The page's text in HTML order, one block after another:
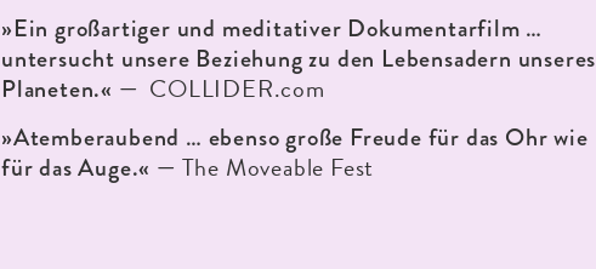
»Ein großartiger und meditativer Dokumentarfilm …
untersucht unsere Beziehung zu den Lebensadern unseres
Planeten.« — COLLIDER.com
»Atemberaubend … ebenso große Freude für das Ohr wie
für das Auge.« — The Moveable Fest